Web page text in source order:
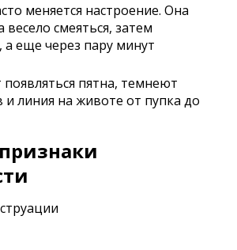
меняется настроение. Она
весело смеяться, затем
а еще через пару минут
пятна, темнеют
и линия на животе от пупка до